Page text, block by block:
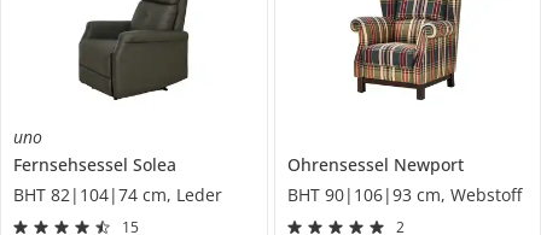
uno
Fernsehsessel Solea
BHT 82|104|74 cm, Leder
15
Ohrensessel Newport
BHT 90|106|93 cm, Webstoff
2